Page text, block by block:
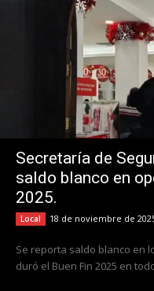
Secretaría de
saldo blanco en
2025.
Local 18 de noviembre de
Se reporta saldo blanco en
duró el Buen Fin 2025 en